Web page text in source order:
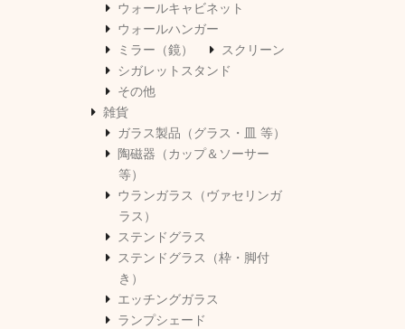
ウォールキャビネット
ウォールハンガー
ミラー（鏡）
スクリーン
シガレットスタンド
その他
雑貨
ガラス製品（グラス・皿 等）
陶磁器（カップ＆ソーサー
等）
ウランガラス（ヴァセリンガ
ラス）
ステンドグラス
ステンドグラス（枠・脚付
き）
エッチングガラス
ランプシェード